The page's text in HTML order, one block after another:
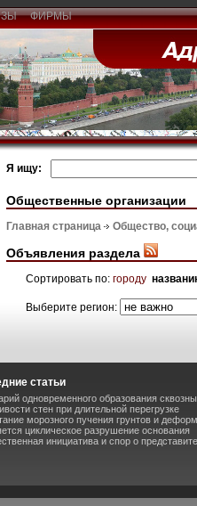
ФИРМЫ
Я ищу:
Общественные организации
Главная страница Общество,
Объявления раздела
Сортировать по: городу
Выберите регион:
статьи
одновременного образования
стен при длительной перегрузке
морозного пучения грунтов и
циклическое разрушение основания
инициатива и спор о